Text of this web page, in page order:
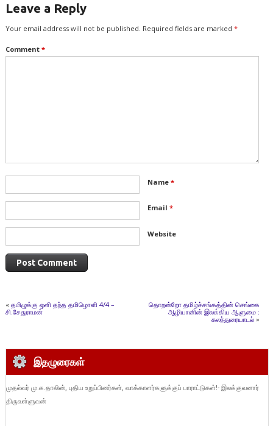
Leave a Reply
Your email address will not be published. Required fields are marked *
Comment *
Name *
Email *
Website
« தமிழுக்கு ஒளி தந்த தமிழொளி 4/4 –
சி.சேதுராமன்
தொறன்றோ தமிழ்ச்சங்கத்தின் செங்கை
ஆழியானின் இலக்கிய ஆளுமை :
கலந்துரையாடல் »
இதழுரைகள்
முதல்வர் மு.க.தாலின், புதிய உறுப்பினர்கள், வாக்காளர்களுக்குப் பாராட்டுகள்!- இலக்குவனார்
திருவள்ளுவன்